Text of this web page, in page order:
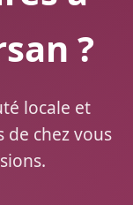
?
locale et
de chez vous